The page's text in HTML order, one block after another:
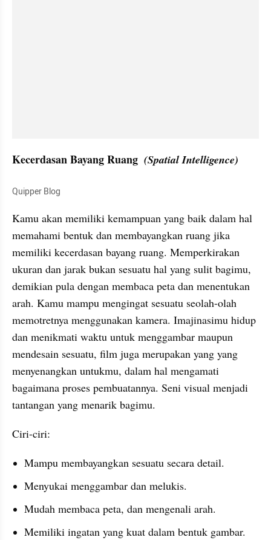
Kecerdasan Bayang Ruang (Spatial Intelligence)
Quipper Blog
Kamu akan memiliki kemampuan yang baik dalam hal
memahami bentuk dan membayangkan ruang jika
memiliki kecerdasan bayang ruang. Memperkirakan
ukuran dan jarak bukan sesuatu hal yang sulit bagimu,
demikian pula dengan membaca peta dan menentukan
arah. Kamu mampu mengingat sesuatu seolah-olah
memotretnya menggunakan kamera. Imajinasimu hidup
dan menikmati waktu untuk menggambar maupun
mendesain sesuatu, film juga merupakan yang yang
menyenangkan untukmu, dalam hal mengamati
bagaimana proses pembuatannya. Seni visual menjadi
tantangan yang menarik bagimu.
Ciri-ciri:
Mampu membayangkan sesuatu secara detail.
Menyukai menggambar dan melukis.
Mudah membaca peta, dan mengenali arah.
Memiliki ingatan yang kuat dalam bentuk gambar.